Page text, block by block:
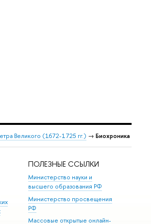
Великого (1672-1725 гг.) → Биохроника
ПОЛЕЗНЫЕ ССЫЛКИ
Министерство науки и
высшего образования РФ
Министерство просвещения
РФ
Массовые открытые онлайн-